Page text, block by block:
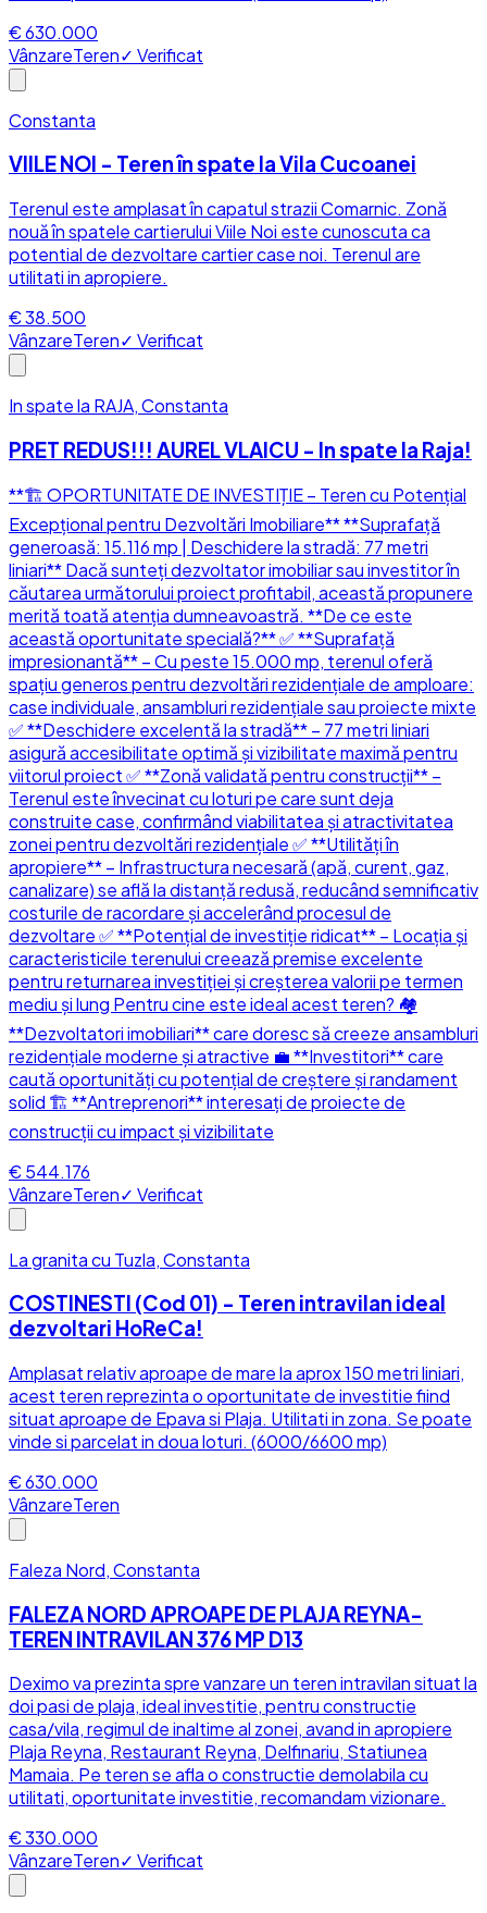
€ 630.000
VânzareTeren✓ Verificat
Constanta
VIILE NOI - Teren în spate la Vila Cucoanei
Terenul este amplasat în capatul strazii Comarnic. Zonă
nouă în spatele cartierului Viile Noi este cunoscuta ca
potential de dezvoltare cartier case noi. Terenul are
utilitati in apropiere.
€ 38.500
VânzareTeren✓ Verificat
In spate la RAJA, Constanta
PRET REDUS!!! AUREL VLAICU - In spate la Raja!
**🏗️ OPORTUNITATE DE INVESTIȚIE – Teren cu Potențial
Excepțional pentru Dezvoltări Imobiliare** **Suprafață
generoasă: 15.116 mp | Deschidere la stradă: 77 metri
liniari** Dacă sunteți dezvoltator imobiliar sau investitor în
căutarea următorului proiect profitabil, această propunere
merită toată atenția dumneavoastră. **De ce este
această oportunitate specială?** ✅ **Suprafață
impresionantă** – Cu peste 15.000 mp, terenul oferă
spațiu generos pentru dezvoltări rezidențiale de amploare:
case individuale, ansambluri rezidențiale sau proiecte mixte
✅ **Deschidere excelentă la stradă** – 77 metri liniari
asigură accesibilitate optimă și vizibilitate maximă pentru
viitorul proiect ✅ **Zonă validată pentru construcții** –
Terenul este învecinat cu loturi pe care sunt deja
construite case, confirmând viabilitatea și atractivitatea
zonei pentru dezvoltări rezidențiale ✅ **Utilități în
apropiere** – Infrastructura necesară (apă, curent, gaz,
canalizare) se află la distanță redusă, reducând semnificativ
costurile de racordare și accelerând procesul de
dezvoltare ✅ **Potențial de investiție ridicat** – Locația și
caracteristicile terenului creează premise excelente
pentru returnarea investiției și creșterea valorii pe termen
mediu și lung Pentru cine este ideal acest teren? 🏘️
**Dezvoltatori imobiliari** care doresc să creeze ansambluri
rezidențiale moderne și atractive 💼 **Investitori** care
caută oportunități cu potențial de creștere și randament
solid 🏗️ **Antreprenori** interesați de proiecte de
construcții cu impact și vizibilitate
€ 544.176
VânzareTeren✓ Verificat
La granita cu Tuzla, Constanta
COSTINESTI (Cod 01) - Teren intravilan ideal
dezvoltari HoReCa!
Amplasat relativ aproape de mare la aprox 150 metri liniari,
acest teren reprezinta o oportunitate de investitie fiind
situat aproape de Epava si Plaja. Utilitati in zona. Se poate
vinde si parcelat in doua loturi. (6000/6600 mp)
€ 630.000
VânzareTeren
Faleza Nord, Constanta
FALEZA NORD APROAPE DE PLAJA REYNA-
TEREN INTRAVILAN 376 MP D13
Deximo va prezinta spre vanzare un teren intravilan situat la
doi pasi de plaja, ideal investitie, pentru constructie
casa/vila, regimul de inaltime al zonei, avand in apropiere
Plaja Reyna, Restaurant Reyna, Delfinariu, Statiunea
Mamaia. Pe teren se afla o constructie demolabila cu
utilitati, oportunitate investitie, recomandam vizionare.
€ 330.000
VânzareTeren✓ Verificat